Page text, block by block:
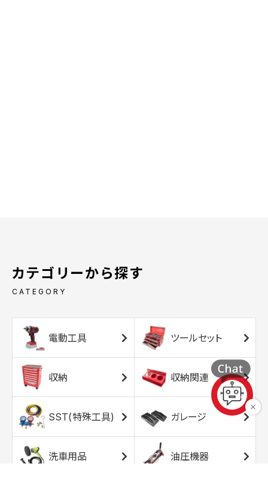
カテゴリーから探す
CATEGORY
電動工具 ツールセット
収納 収納関連
SST(特殊工具) ガレージ
洗車用品 油圧機器